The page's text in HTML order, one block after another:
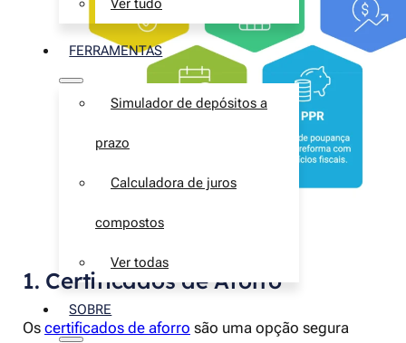
Ver tudo
FERRAMENTAS
Simulador de depósitos a
prazo
Calculadora de juros
compostos
Ver todas
SOBRE
1. Certificados de Aforro
Os certificados de aforro são uma opção segura